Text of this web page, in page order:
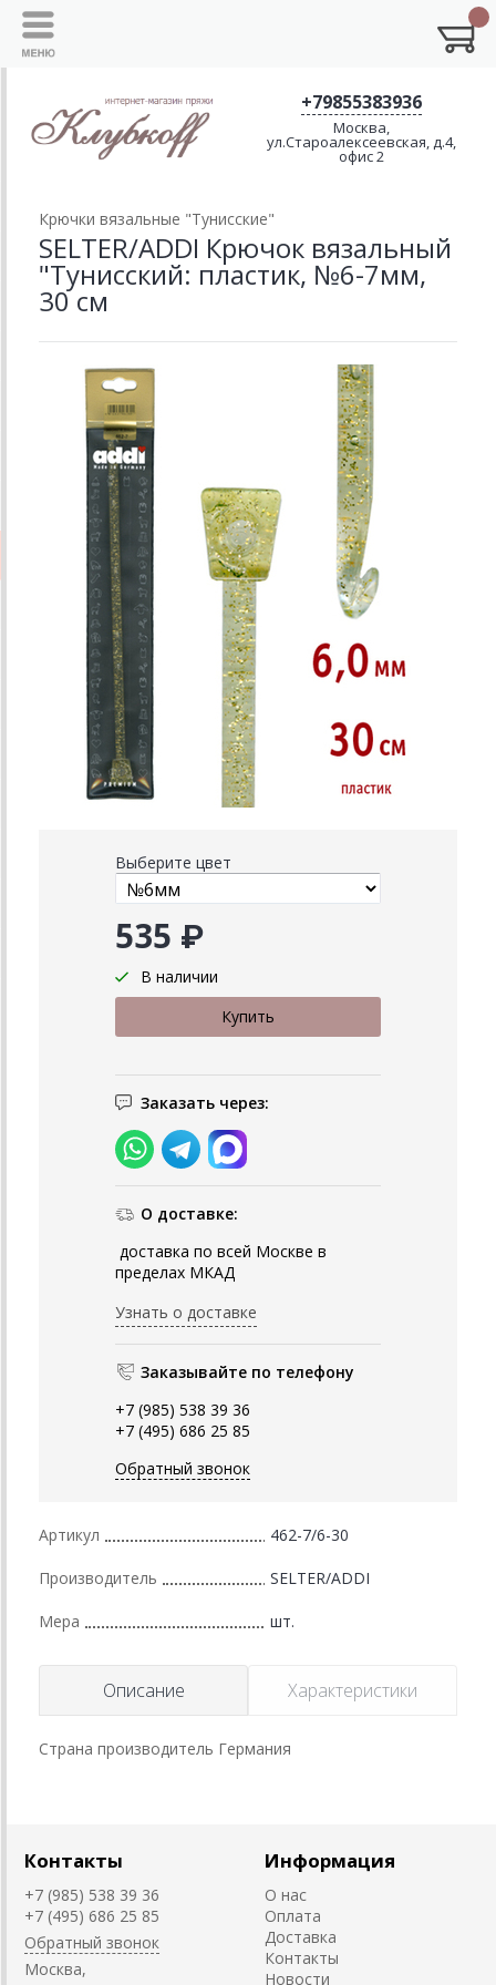
+79855383936
Москва,
ул.Староалексеевская, д.4,
офис 2
Крючки вязальные "Тунисские"
SELTER/ADDI Крючок вязальный
"Тунисский: пластик, №6-7мм,
30 см
Выберите цвет
535 ₽
В наличии
Заказать через:
О доставке:
доставка по всей Москве в
пределах МКАД
Узнать о доставке
Заказывайте по телефону
+7 (985) 538 39 36
+7 (495) 686 25 85
Обратный звонок
Артикул 462-7/6-30
Производитель SELTER/ADDI
Мера шт.
Описание Характеристики
Страна производитель Германия
Контакты
+7 (985) 538 39 36
+7 (495) 686 25 85
Обратный звонок
Москва,
Информация
О нас
Оплата
Доставка
Контакты
Новости